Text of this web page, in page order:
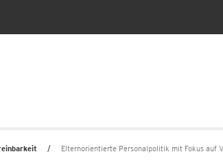
Elternorientierte Personalpolitik mit Fokus auf